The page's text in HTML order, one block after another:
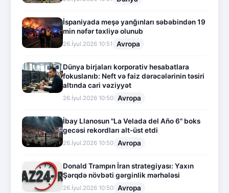
İspaniyada meşə yanğınları səbəbindən 19
min nəfər təxliyə olunub
26.İyul.2026 10:51 Avropa
Dünya birjaları korporativ hesabatlara
fokuslanıb: Neft və faiz dərəcələrinin təsiri
altında cari vəziyyət
26.İyul.2026 10:50 Avropa
İbay Llanosun "La Velada del Año 6" boks
gecəsi rekordları alt-üst etdi
26.İyul.2026 10:50 Avropa
Donald Trampın İran strategiyası: Yaxın
Şərqdə növbəti gərginlik mərhələsi
26.İyul.2026 10:50 Avropa